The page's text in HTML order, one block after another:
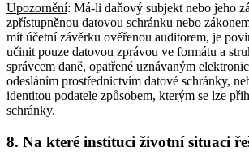
Upozornění: Má-li daňový subjekt nebo jeho
zpřístupněnou datovou schránku nebo
mít účetní závěrku ověřenou auditorem, je
učinit pouze datovou zprávou ve formátu a
správcem daně, opatřené uznávaným
odesláním prostřednictvím datové schránky,
identitou podatele způsobem, kterým se lze
schránky.
8. Na které instituci životní situaci